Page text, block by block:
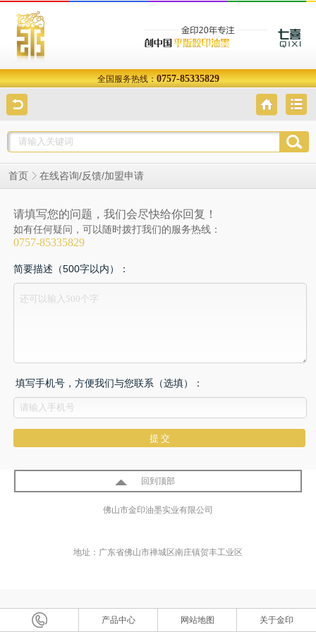
全国服务热线：0757-85335829
首页 在线咨询/反馈/加盟申请
请填写您的问题，我们会尽快给你回复！
如有任何疑问，可以随时拨打我们的服务热线：
0757-85335829
简要描述（500字以内）：
填写手机号，方便我们与您联系（选填）：
回到顶部
佛山市金印油墨实业有限公司
地址：广东省佛山市禅城区南庄镇贺丰工业区
产品中心 网站地图 关于金印